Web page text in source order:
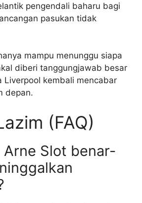
pengendali baharu bagi
pasukan tidak
mampu menunggu siapa
diberi tanggungjawab besar
Liverpool kembali mencabar
depan.
(FAQ)
Arne Slot benar-